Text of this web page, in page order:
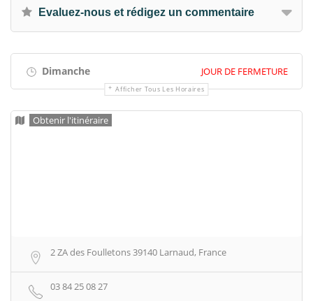
Evaluez-nous et rédigez un commentaire
Dimanche JOUR DE FERMETURE
Afficher Tous Les Horaires
Obtenir l'itinéraire
2 ZA des Foulletons 39140 Larnaud, France
03 84 25 08 27